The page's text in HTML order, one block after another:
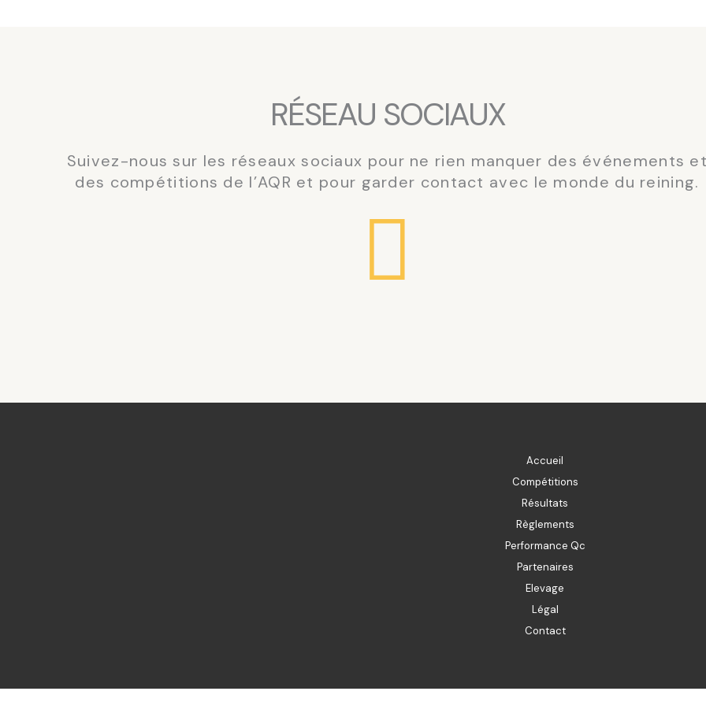
RÉSEAU SOCIAUX
Suivez-nous sur les réseaux sociaux pour ne rien manquer des événements
des compétitions de l’AQR et pour garder contact avec le monde du reining.
Accueil
Compétitions
Résultats
Règlements
Performance Qc
Partenaires
Elevage
Légal
Contact